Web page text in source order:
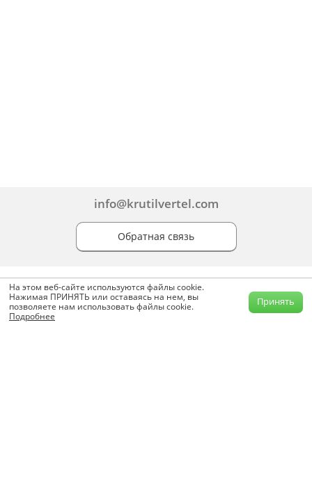
info@krutilvertel.com
Обратная связь
На этом веб-сайте используются файлы cookie.
Нажимая ПРИНЯТЬ или оставаясь на нем, вы
позволяете нам использовать файлы cookie.
Подробнее
Принять